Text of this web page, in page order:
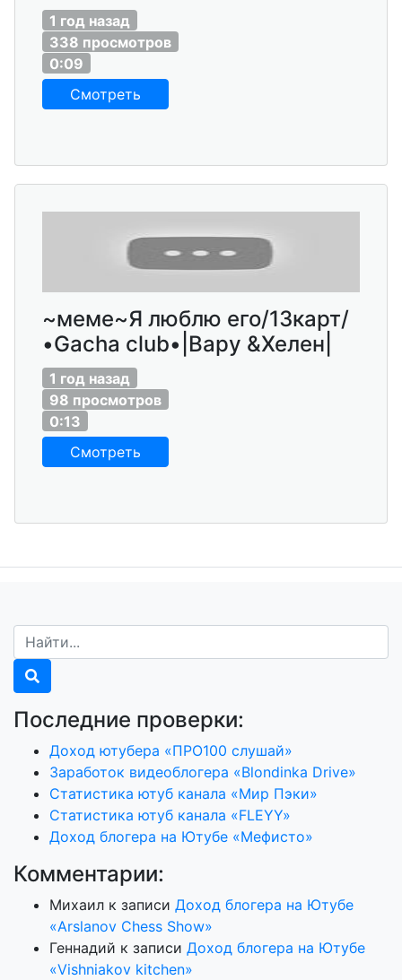
1 год назад
338 просмотров
0:09
Смотреть
~меме~Я люблю его/13карт/
•Gacha club•|Вару &Хелен|
1 год назад
98 просмотров
0:13
Смотреть
Последние проверки:
Доход ютубера «ПРО100 слушай»
Заработок видеоблогера «Blondinka Drive»
Статистика ютуб канала «Мир Пэки»
Статистика ютуб канала «FLEYY»
Доход блогера на Ютубе «Мефисто»
Комментарии:
Михаил к записи Доход блогера на Ютубе
«Arslanov Chess Show»
Геннадий к записи Доход блогера на Ютубе
«Vishniakov kitchen»